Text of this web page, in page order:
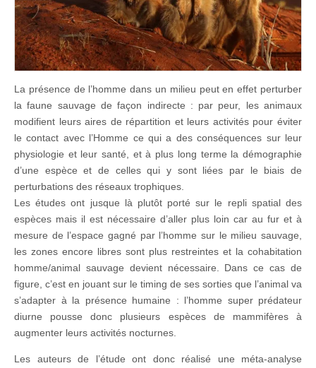
La présence de l’homme dans un milieu peut en effet perturber
la faune sauvage de façon indirecte : par peur, les animaux
modifient leurs aires de répartition et leurs activités pour éviter
le contact avec l’Homme ce qui a des conséquences sur leur
physiologie et leur santé, et à plus long terme la démographie
d’une espèce et de celles qui y sont liées par le biais de
perturbations des réseaux trophiques.
Les études ont jusque là plutôt porté sur le repli spatial des
espèces mais il est nécessaire d’aller plus loin car au fur et à
mesure de l’espace gagné par l’homme sur le milieu sauvage,
les zones encore libres sont plus restreintes et la cohabitation
homme/animal sauvage devient nécessaire. Dans ce cas de
figure, c’est en jouant sur le timing de ses sorties que l’animal va
s’adapter à la présence humaine : l’homme super prédateur
diurne pousse donc plusieurs espèces de mammifères à
augmenter leurs activités nocturnes.
Les auteurs de l’étude ont donc réalisé une méta-analyse